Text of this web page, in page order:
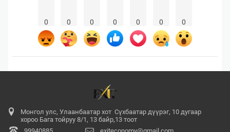
0 0 0 0 0 0 0
Монгол улс, Улаанбаатар хот Сүхбаатар дүүрэг, 10 дугаар
хороо Бага тойруу 8/1, 13 байр,13 тоот